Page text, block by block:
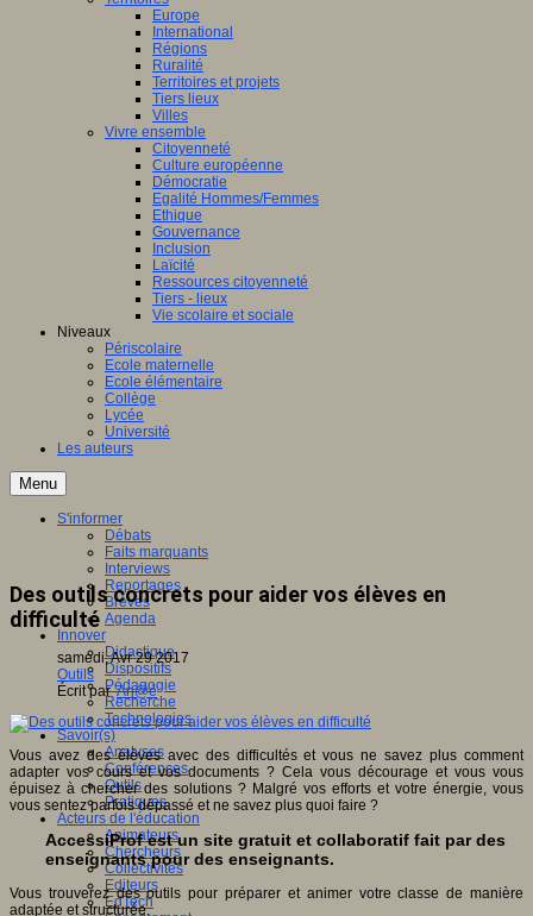
Europe
International
Régions
Ruralité
Territoires et projets
Tiers lieux
Villes
Vivre ensemble
Citoyenneté
Culture européenne
Démocratie
Egalité Hommes/Femmes
Ethique
Gouvernance
Inclusion
Laïcité
Ressources citoyenneté
Tiers - lieux
Vie scolaire et sociale
Niveaux
Périscolaire
Ecole maternelle
Ecole élémentaire
Collège
Lycée
Université
Les auteurs
Menu
S'informer
Débats
Faits marquants
Interviews
Reportages
Brèves
Agenda
Innover
Didactique
Dispositifs
Pédagogie
Recherche
Technologies
Savoir(s)
Analyses
Conférences
Outils
Pratiques
Acteurs de l'éducation
Animateurs
Chercheurs
Collectivités
Editeurs
EdTech
Des outils concrets pour aider vos élèves en
difficulté
samedi, Avr 29 2017
Outils
Écrit parAn@é
Vous avez des élèves avec des difficultés et vous ne savez plus comment
adapter vos cours et vos documents ? Cela vous décourage et vous vous
épuisez à chercher des solutions ? Malgré vos efforts et votre énergie, vous
vous sentez parfois dépassé et ne savez plus quoi faire ?
AccessiProf est un site gratuit et collaboratif fait par des
enseignants pour des enseignants.
Vous trouverez des outils pour préparer et animer votre classe de manière
adaptée et structurée.